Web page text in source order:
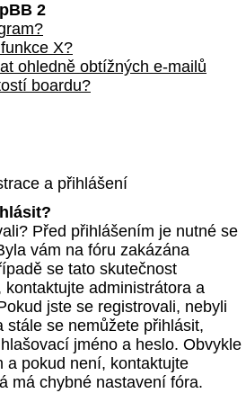
2
X?
ohledně obtížných e-mailů
boardu?
a přihlášení
Před přihlášením je nutné se
vám na fóru zakázána
se tato skutečnost
administrátora a
jste se registrovali, nebyli
stále se nemůžete přihlásit,
jméno a heslo. Obvykle
a pokud není, kontaktujte
má chybné nastavení fóra.